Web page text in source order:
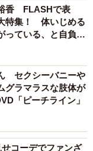
香 FLASHで表
特集！ 体いじめる
っている、と自負し
も理想の身体でい
セクシーバニーや
グラマラスな肢体が
「ピーチライン」
コーデでファンざ